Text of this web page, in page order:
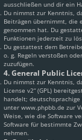
ausschließen und dir ein
Du nimmst zur Kenntnis,
Beiträgen übernimmt, die
genommen hat. Du
Funktionen jederzeit zu
Du gestattest dem
o. g. Regeln verstoßen
zuzufügen.
4. General Public
Du nimmst zur Kenntnis,
License v2“ (GPL)
handelt;
unter www.phpbb.de zur
Weise, wie die Software
Software für bestimmte
nehmen.